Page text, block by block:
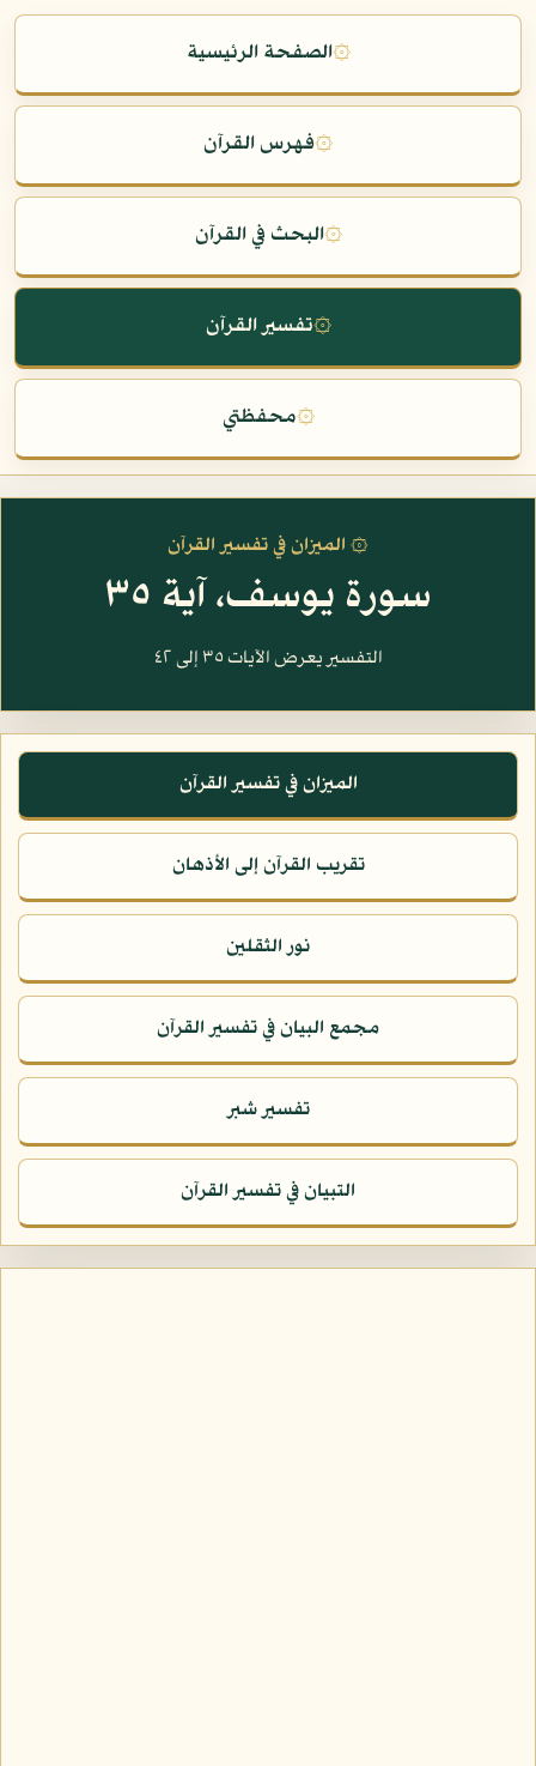
۞الصفحة الرئيسية
۞فهرس القرآن
۞البحث في القرآن
۞تفسير القرآن
۞محفظتي
۞ الميزان في تفسير القرآن
سورة يوسف، آية ٣٥
التفسير يعرض الآيات ٣٥ إلى ٤٢
الميزان في تفسير القرآن
تقريب القرآن إلى الأذهان
نور الثقلين
مجمع البيان في تفسير القرآن
تفسير شبر
التبيان في تفسير القرآن